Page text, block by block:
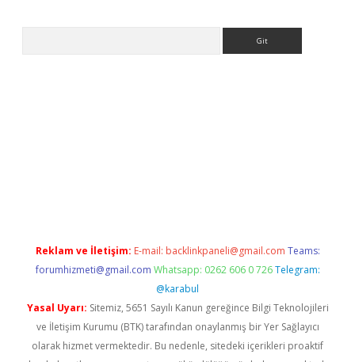
Reklam ve İletişim: E-mail: backlinkpaneli@gmail.com Teams:
forumhizmeti@gmail.com Whatsapp: 0262 606 0 726 Telegram:
@karabul
Yasal Uyarı: Sitemiz, 5651 Sayılı Kanun gereğince Bilgi Teknolojileri
ve İletişim Kurumu (BTK) tarafından onaylanmış bir Yer Sağlayıcı
olarak hizmet vermektedir. Bu nedenle, sitedeki içerikleri proaktif